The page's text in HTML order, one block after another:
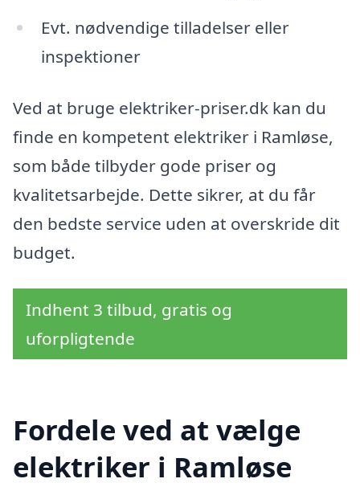
Evt. nødvendige tilladelser eller
inspektioner
Ved at bruge elektriker-priser.dk kan du
finde en kompetent elektriker i Ramløse,
som både tilbyder gode priser og
kvalitetsarbejde. Dette sikrer, at du får
den bedste service uden at overskride dit
budget.
Indhent 3 tilbud, gratis og
uforpligtende
Fordele ved at vælge
elektriker i Ramløse